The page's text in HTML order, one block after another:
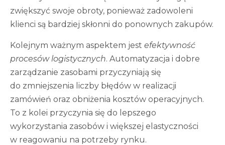
zwiększyć swoje obroty, ponieważ zadowoleni
klienci są bardziej skłonni do ponownych zakupów.
Kolejnym ważnym aspektem jest efektywność
procesów logistycznych. Automatyzacja i dobre
zarządzanie zasobami przyczyniają się
do zmniejszenia liczby błędów w realizacji
zamówień oraz obniżenia kosztów operacyjnych.
To z kolei przyczynia się do lepszego
wykorzystania zasobów i większej elastyczności
w reagowaniu na potrzeby rynku.